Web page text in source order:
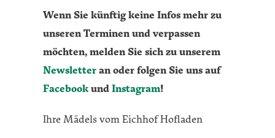
Wenn Sie künftig keine Infos mehr zu
unseren Terminen und verpassen
möchten, melden Sie sich zu unserem
Newsletteran oder folgen Sie uns auf
FacebookundInstagram!
Ihre Mädels vom Eichhof Hofladen